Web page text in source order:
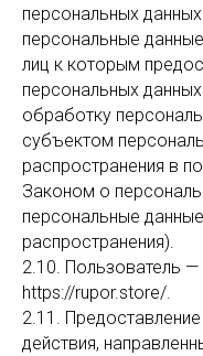
персональных
персональные
лиц к которым
персональных
обработку
субъектом
распространения в
Законом о
персональные
распространения).
2.10. Пользователь
https://rupor.store/.
2.11.
действия,